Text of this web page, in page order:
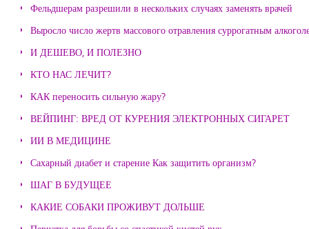
Фельдшерам разрешили в нескольких случаях заменять врачей
Выросло число жертв массового отравления суррогатным
И ДЕШЕВО, И ПОЛЕЗНО
КТО НАС ЛЕЧИТ?
КАК переносить сильную жару?
ВЕЙПИНГ: ВРЕД ОТ КУРЕНИЯ ЭЛЕКТРОННЫХ СИГАРЕТ
ИИ В МЕДИЦИНЕ
Сахарный диабет и старение Как защитить организм?
ШАГ В БУДУЩЕЕ
КАКИЕ СОБАКИ ПРОЖИВУТ ДОЛЬШЕ